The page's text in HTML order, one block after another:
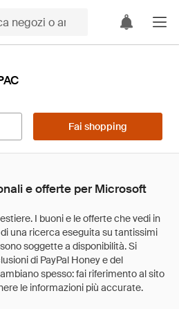
Fai shopping
e offerte per Microsoft